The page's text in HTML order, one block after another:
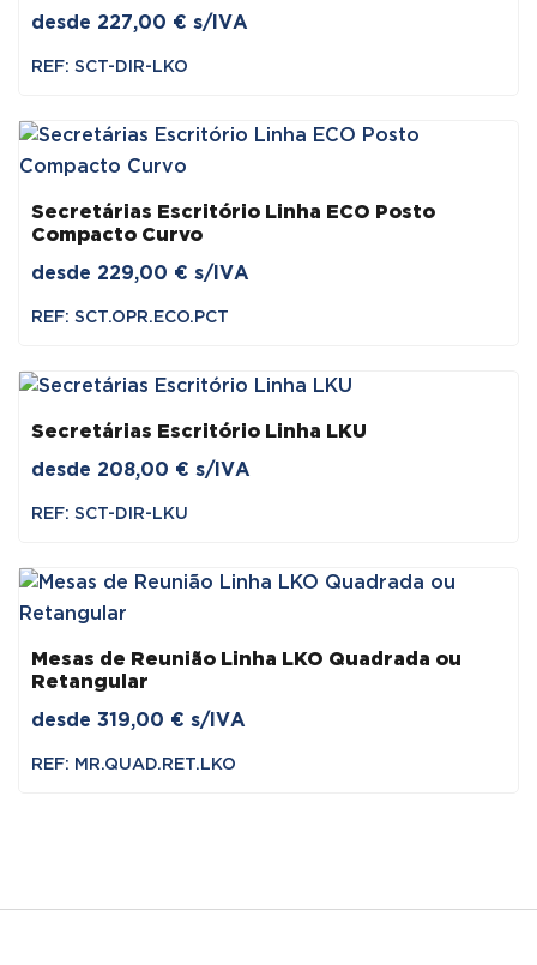
desde 227,00 € s/IVA
REF: SCT-DIR-LKO
Secretárias Escritório Linha ECO Posto
Compacto Curvo
desde 229,00 € s/IVA
REF: SCT.OPR.ECO.PCT
Secretárias Escritório Linha LKU
desde 208,00 € s/IVA
REF: SCT-DIR-LKU
Mesas de Reunião Linha LKO Quadrada ou
Retangular
desde 319,00 € s/IVA
REF: MR.QUAD.RET.LKO